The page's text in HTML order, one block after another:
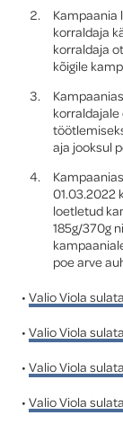
Kampaania
korraldaja
korraldaja
kõigile
korraldajale
aja jooksul
01.03.2022
loetletud
185g/370g
poe arve
• Valio Viola
• Valio Viola
• Valio Viola
• Valio Viola